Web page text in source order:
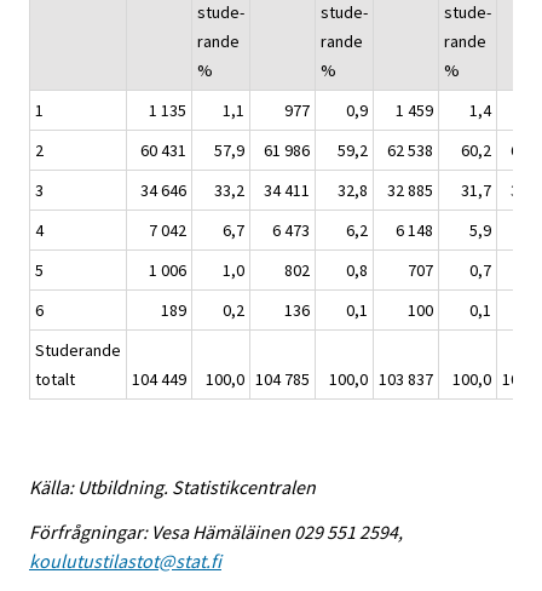
stude-
rande
%
stude-
rande
%
stude-
rande
%
1 1 135 1,1 977 0,9 1 459 1,4
2
60 431 57,9 61 986 59,2 62 538 60,2
62
3
34 646 33,2 34 411 32,8 32 885 31,7
33
4
7 042 6,7 6 473 6,2 6 148 5,9
5
1 006 1,0 802 0,8 707 0,7
6
189 0,2 136 0,1 100 0,1
Studerande
totalt
104 449 100,0 104 785 100,0 103 837 100,0 103
Källa: Utbildning. Statistikcentralen
Förfrågningar: Vesa Hämäläinen 029 551 2594,
koulutustilastot@stat.fi